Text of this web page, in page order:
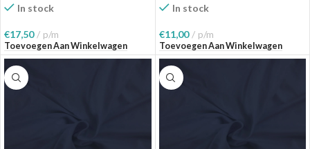
In stock
€17,50 p/m
Toevoegen Aan Winkelwagen
In stock
€11,00 p/m
Toevoegen Aan Winkelwagen